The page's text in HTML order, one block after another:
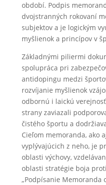
období. Podpis
dvojstranných rokovaní
subjektov a je logickým
myšlienok a princípov v
Základnými piliermi
spolupráca pri
antidopingu medzi
rozvíjanie myšlienok
odbornú i laickú
strany zaviazali
čistého športu a
Cieľom memoranda, ako
vyplývajúcich z neho, je
oblasti výchovy,
oblasti stratégie boja
„Podpísanie Memoranda